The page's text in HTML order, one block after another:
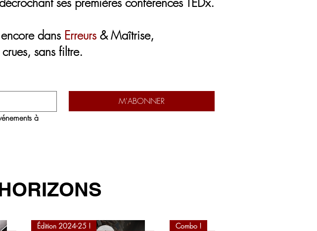
dans Erreurs& Maîtrise,
sans filtre.
M'ABONNER
à
Édition 2024-25 ! Combo !